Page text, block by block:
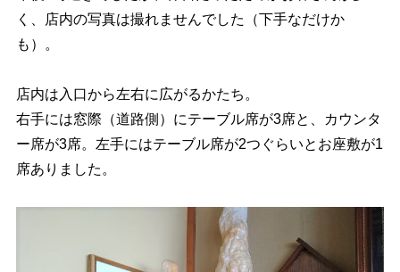
く、店内の写真は撮れませんでした（下手なだけか
も）。
店内は入口から左右に広がるかたち。
右手には窓際（道路側）にテーブル席が3席と、カウンタ
ー席が3席。左手にはテーブル席が2つぐらいとお座敷が1
席ありました。